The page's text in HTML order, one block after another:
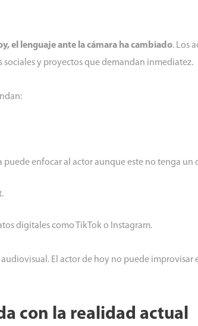
el lenguaje ante la cámara ha cambiado. Los
y proyectos que demandan inmediatez.
puede enfocar al actor aunque este no tenga un
digitales como TikTok o Instagram.
El actor de hoy no puede improvisar
con la realidad actual